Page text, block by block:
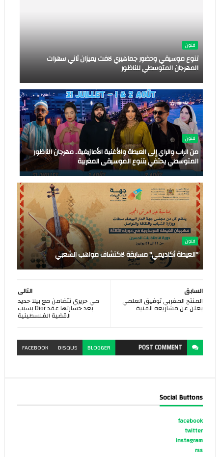
فنون
تنوع موسيقي وحضور جماهيري لافت يميزان ثاني سهرات
المهرجان المتوسطي للناظور
فنون
من الراب والراي إلى العيطة والأغنية الأمازيغية.. مهرجان الناظور
المتوسطي يحتفي بتنوع الموسيقى المغربية
فنون
"العيطة أكاديمي" مسابقة لاكتشاف مواهب الشعبي
التالى
مي حريري تتضامن مع بيلا حديد
بعد خسارتها عقد Dior بسبب
القضية الفلسطينية
السابق
المنتج المغربي توفيق العلمي
يعلن عن مشاريعه الفنية
POSTCOMMENT
BLOGGER
DISQUS
FACEBOOK
Social Buttons
facebook
twitter
instagram
rss